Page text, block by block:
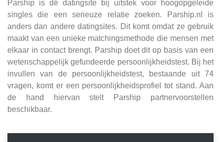
Parship is dé datingsite bij uitstek voor hoogopgeleide
singles die een serieuze relatie zoeken. Parship.nl is
anders dan andere datingsites. Dit komt omdat ze gebruik
maakt van een unieke matchingsmethode die mensen met
elkaar in contact brengt. Parship doet dit op basis van een
wetenschappelijk gefundeerde persoonlijkheidstest. Bij het
invullen van de persoonlijkheidstest, bestaande uit 74
vragen, komt er een persoonlijkheidsprofiel tot stand. Aan
de hand hiervan stelt Parship partnervoorstellen
beschikbaar.